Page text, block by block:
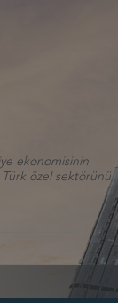
ekonomisinin
özel sektörünü